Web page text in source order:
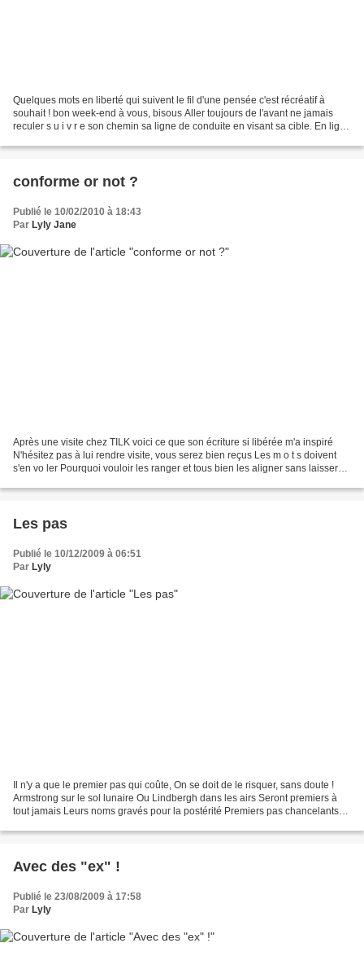
Quelques mots en liberté qui suivent le fil d'une pensée c'est récréatif à
souhait ! bon week-end à vous, bisous Aller toujours de l'avant ne jamais
reculer s u i v r e son chemin sa ligne de conduite en visant sa cible. En ligne
conforme or not ?
Publié le 10/02/2010 à 18:43
Par Lyly Jane
Après une visite chez TILK voici ce que son écriture si libérée m'a inspiré
N'hésitez pas à lui rendre visite, vous serez bien reçus Les m o t s doivent
s'en vo ler Pourquoi vouloir les ranger et tous bien les aligner sans laisser
Les pas
Publié le 10/12/2009 à 06:51
Par Lyly
Il n'y a que le premier pas qui coûte, On se doit de le risquer, sans doute !
Armstrong sur le sol lunaire Ou Lindbergh dans les airs Seront premiers à
tout jamais Leurs noms gravés pour la postérité Premiers pas chancelants
Avec des "ex" !
Publié le 23/08/2009 à 17:58
Par Lyly